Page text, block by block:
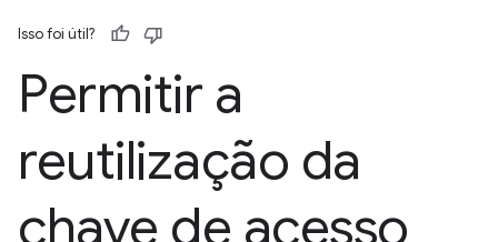
Isso foi útil?
Permitir a
reutilização da
chave de acesso